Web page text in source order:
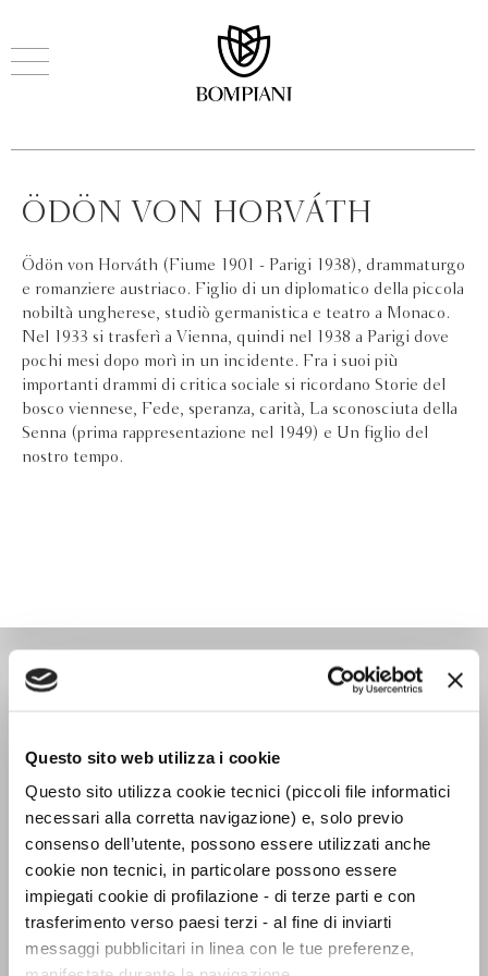
Questo sito web utilizza i cookie
Questo sito utilizza cookie tecnici (piccoli file informatici
necessari alla corretta navigazione) e, solo previo
consenso dell’utente, possono essere utilizzati anche
cookie non tecnici, in particolare possono essere
impiegati cookie di profilazione - di terze parti e con
trasferimento verso paesi terzi - al fine di inviarti
messaggi pubblicitari in linea con le tue preferenze,
ÖDÖN VON HORVÁTH
Ödön von Horváth (Fiume 1901 - Parigi 1938), drammaturgo
e romanziere austriaco. Figlio di un diplomatico della piccola
nobiltà ungherese, studiò germanistica e teatro a Monaco.
Nel 1933 si trasferì a Vienna, quindi nel 1938 a Parigi dove
pochi mesi dopo morì in un incidente. Fra i suoi più
importanti drammi di critica sociale si ricordano Storie del
bosco viennese, Fede, speranza, carità, La sconosciuta della
Senna (prima rappresentazione nel 1949) e Un figlio del
nostro tempo.
TASCABILI NARRATIVA